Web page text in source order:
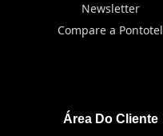
Newsletter
Compare a Pontotel
Área Do Cliente